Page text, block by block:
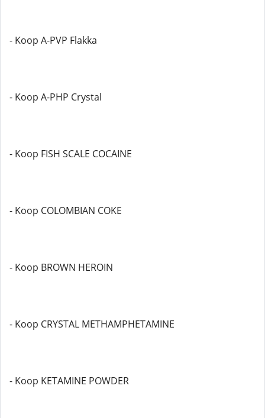
- Koop A-PVP Flakka
- Koop A-PHP Crystal
- Koop FISH SCALE COCAINE
- Koop COLOMBIAN COKE
- Koop BROWN HEROIN
- Koop CRYSTAL METHAMPHETAMINE
- Koop KETAMINE POWDER